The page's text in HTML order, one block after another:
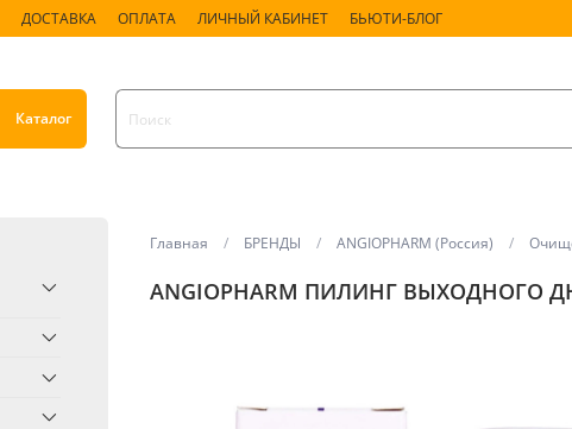
ДОСТАВКА ОПЛАТА ЛИЧНЫЙ КАБИНЕТ БЬЮТИ-БЛОГ
Каталог
Главная БРЕНДЫ ANGIOPHARM (Россия)
ANGIOPHARM ПИЛИНГ ВЫХОДНОГО